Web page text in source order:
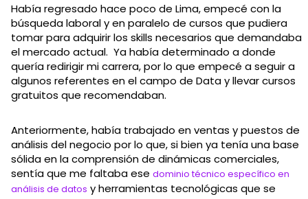
Había regresado hace poco de Lima, empecé con la
búsqueda laboral y en paralelo de cursos que pudiera
tomar para adquirir los skills necesarios que demandaba
el mercado actual. Ya había determinado a donde
quería redirigir mi carrera, por lo que empecé a seguir a
algunos referentes en el campo de Data y llevar cursos
gratuitos que recomendaban.
Anteriormente, había trabajado en ventas y puestos de
análisis del negocio por lo que, si bien ya tenía una base
sólida en la comprensión de dinámicas comerciales,
sentía que me faltaba ese dominio técnico específico en
análisis de datos y herramientas tecnológicas que se